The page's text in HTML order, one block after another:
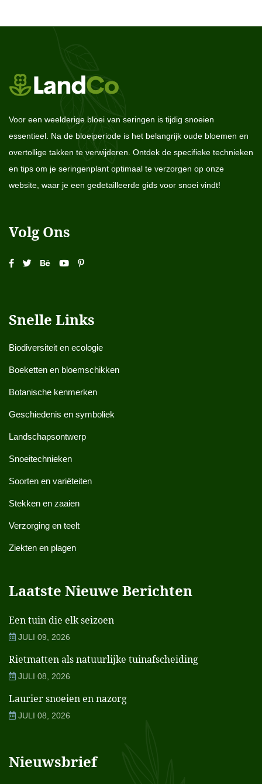
Voor een weelderige bloei van seringen is tijdig snoeien
essentieel. Na de bloeiperiode is het belangrijk oude bloemen en
overtollige takken te verwijderen. Ontdek de specifieke technieken
en tips om je seringenplant optimaal te verzorgen op onze
website, waar je een gedetailleerde gids voor snoei vindt!
Volg Ons
Snelle Links
Biodiversiteit en ecologie
Boeketten en bloemschikken
Botanische kenmerken
Geschiedenis en symboliek
Landschapsontwerp
Snoeitechnieken
Soorten en variëteiten
Stekken en zaaien
Verzorging en teelt
Ziekten en plagen
Laatste Nieuwe Berichten
Een tuin die elk seizoen
JULI 09, 2026
Rietmatten als natuurlijke tuinafscheiding
JULI 08, 2026
Laurier snoeien en nazorg
JULI 08, 2026
Nieuwsbrief